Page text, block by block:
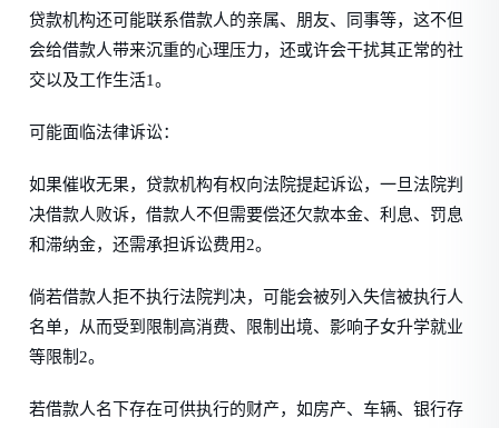
贷款机构还可能联系借款人的亲属、朋友、同事等，这不但
会给借款人带来沉重的心理压力，还或许会干扰其正常的社
交以及工作生活1。
可能面临法律诉讼：
如果催收无果，贷款机构有权向法院提起诉讼，一旦法院判
决借款人败诉，借款人不但需要偿还欠款本金、利息、罚息
和滞纳金，还需承担诉讼费用2。
倘若借款人拒不执行法院判决，可能会被列入失信被执行人
名单，从而受到限制高消费、限制出境、影响子女升学就业
等限制2。
若借款人名下存在可供执行的财产，如房产、车辆、银行存